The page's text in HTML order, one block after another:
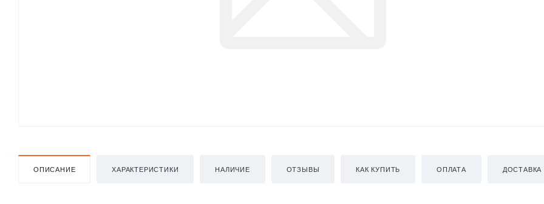
ОПИСАНИЕ ХАРАКТЕРИСТИКИ НАЛИЧИЕ ОТЗЫВЫ КАК КУПИТЬ ОПЛАТА ДОСТАВКА